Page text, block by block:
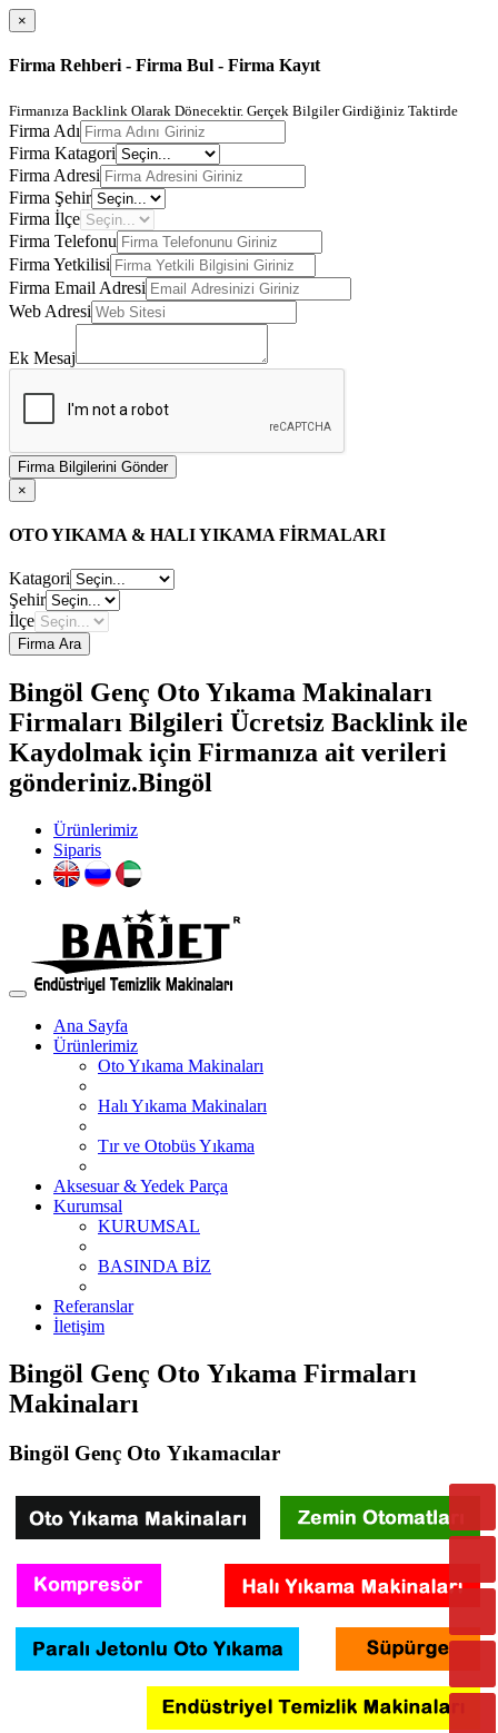
×
Firma Rehberi - Firma Bul - Firma Kayıt
Firmanıza Backlink Olarak Dönecektir. Gerçek Bilgiler Girdiğiniz Taktirde
Firma Adı
Firma Katagori
Firma Adresi
Firma Şehir
Firma İlçe
Firma Telefonu
Firma Yetkilisi
Firma Email Adresi
Web Adresi
Ek Mesaj
Firma Bilgilerini Gönder
×
OTO YIKAMA & HALI YIKAMA FİRMALARI
Katagori
Şehir
İlçe
Firma Ara
Bingöl Genç Oto Yıkama Makinaları
Firmaları Bilgileri Ücretsiz Backlink ile
Kaydolmak için Firmanıza ait verileri
gönderiniz.Bingöl
Ürünlerimiz
Siparis
Ana Sayfa
Ürünlerimiz
Oto Yıkama Makinaları
Halı Yıkama Makinaları
Tır ve Otobüs Yıkama
Aksesuar & Yedek Parça
Kurumsal
KURUMSAL
BASINDA BİZ
Referanslar
İletişim
Bingöl Genç Oto Yıkama Firmaları
Makinaları
Bingöl Genç Oto Yıkamacılar